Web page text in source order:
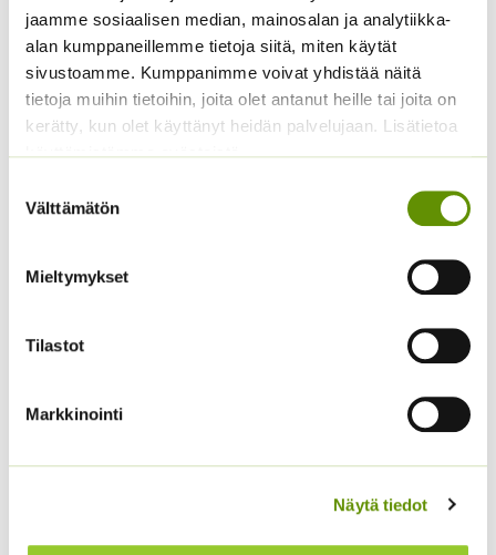
jaamme sosiaalisen median, mainosalan ja analytiikka-
alan kumppaneillemme tietoja siitä, miten käytät
sivustoamme. Kumppanimme voivat yhdistää näitä
tietoja muihin tietoihin, joita olet antanut heille tai joita on
kerätty, kun olet käyttänyt heidän palvelujaan. Lisätietoa
käyttämistämme evästeistä
valinta
Välttämätön
Mieltymykset
Tilastot
Markkinointi
Näytä tiedot
3,90€
Alkuperäinen
hinta
oli:
3,90 €.
2,99€Nykyinen
hinta
on:
2,99 €.
Sisältää
arvonlisäveron
€
Rosmariini an 0,1 g
oli:
Sisältää arvonlisäveron